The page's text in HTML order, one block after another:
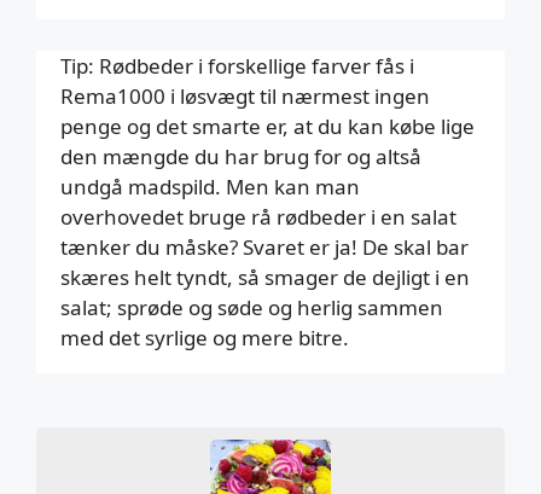
Tip: Rødbeder i forskellige farver fås i
Rema1000 i løsvægt til nærmest ingen
penge og det smarte er, at du kan købe lige
den mængde du har brug for og altså
undgå madspild. Men kan man
overhovedet bruge rå rødbeder i en salat
tænker du måske? Svaret er ja! De skal bar
skæres helt tyndt, så smager de dejligt i en
salat; sprøde og søde og herlig sammen
med det syrlige og mere bitre.